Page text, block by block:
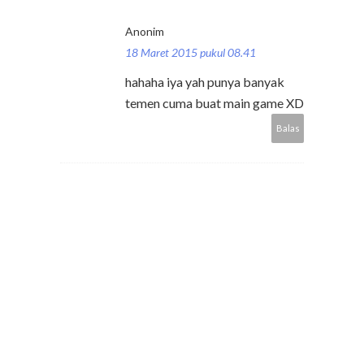
Anonim
18 Maret 2015 pukul 08.41
hahaha iya yah punya banyak
temen cuma buat main game XD
Balas